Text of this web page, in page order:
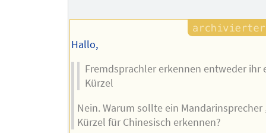
Hallo,
Fremdsprachler erkennen entweder ihr
Kürzel
Nein. Warum sollte ein Mandarinsprecher
Kürzel für Chinesisch erkennen?